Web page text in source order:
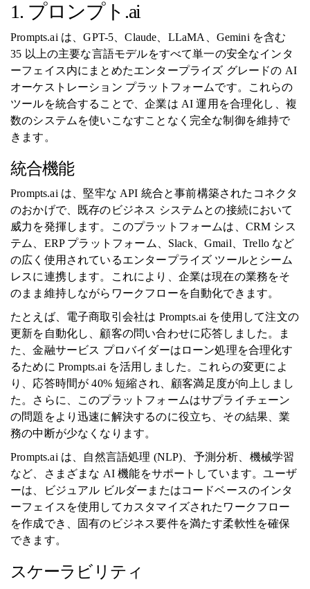
1. プロンプト.ai
Prompts.ai は、GPT-5、Claude、LLaMA、Gemini を含む
35 以上の主要な言語モデルをすべて単一の安全なインタ
ーフェイス内にまとめたエンタープライズ グレードの AI
オーケストレーション プラットフォームです。これらの
ツールを統合することで、企業は AI 運用を合理化し、複
数のシステムを使いこなすことなく完全な制御を維持で
きます。
統合機能
Prompts.ai は、堅牢な API 統合と事前構築されたコネクタ
のおかげで、既存のビジネス システムとの接続において
威力を発揮します。このプラットフォームは、CRM シス
テム、ERP プラットフォーム、Slack、Gmail、Trello など
の広く使用されているエンタープライズ ツールとシーム
レスに連携します。これにより、企業は現在の業務をそ
のまま維持しながらワークフローを自動化できます。
たとえば、電子商取引会社は Prompts.ai を使用して注文の
更新を自動化し、顧客の問い合わせに応答しました。ま
た、金融サービス プロバイダーはローン処理を合理化す
るために Prompts.ai を活用しました。これらの変更によ
り、応答時間が 40% 短縮され、顧客満足度が向上しまし
た。さらに、このプラットフォームはサプライチェーン
の問題をより迅速に解決するのに役立ち、その結果、業
務の中断が少なくなります。
Prompts.ai は、自然言語処理 (NLP)、予測分析、機械学習
など、さまざまな AI 機能をサポートしています。ユーザ
ーは、ビジュアル ビルダーまたはコードベースのインタ
ーフェイスを使用してカスタマイズされたワークフロー
を作成でき、固有のビジネス要件を満たす柔軟性を確保
できます。
スケーラビリティ